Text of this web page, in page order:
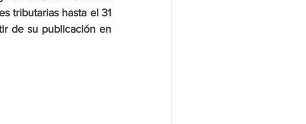
tributarias hasta el 31
de su publicación en